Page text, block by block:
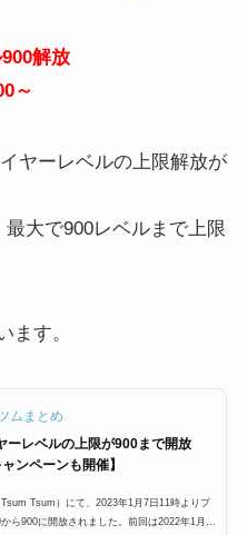
解放
～
ヤーレベルの上限解放が
大で900レベルまで上限
ます。
ムまとめ
ーレベルの上限が900まで開放
ンペーンも開催】
Tsum）にて、2023年1月7日11時よりプ
ら900に開放されました。前回は2022年1月だ